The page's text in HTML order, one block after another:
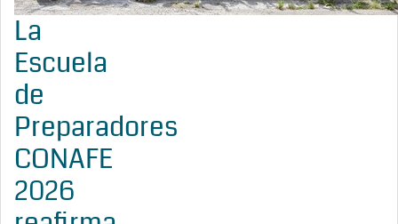
La
Escuela
de
Preparadores
CONAFE
2026